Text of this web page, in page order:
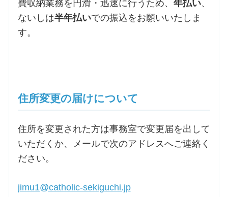
費収納業務を円滑・迅速に行うため、 年払い、
ないしは半年払いでの振込をお願いいたしま
す。
住所変更の届けについて
住所を変更された方は事務室で変更届を出して
いただくか、メールで次のアドレスへご連絡く
ださい。
jimu1@catholic-sekiguchi.jp